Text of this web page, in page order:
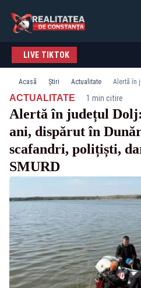
LIVE TIKTOK
Acasă Știri Actualitate
ACTUALITATE· 1 min citire
Alertă în județul Dolj:
ani, dispărut în
scafandri, polițiști,
SMURD